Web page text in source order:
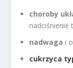
choroby
nadciśnienie
nadwaga i
cukrzyca